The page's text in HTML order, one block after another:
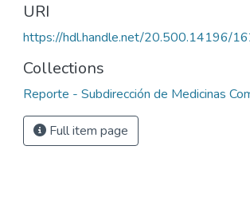
URI
https://hdl.handle.net/20.500.14196/
Collections
Reporte - Subdirección de Medicinas
Full item page